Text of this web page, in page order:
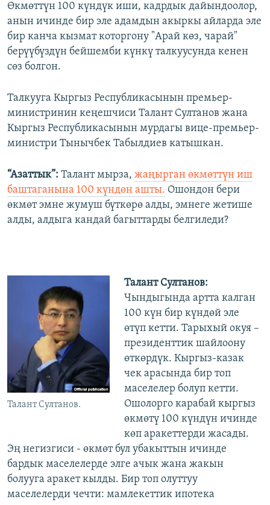
Өкмөттүн 100 күндүк иши, кадрдык дайындоолор,
анын ичинде бир эле адамдын акыркы айларда эле
бир канча кызмат которгону "Арай көз, чарай"
берүүбүздүн бейшемби күнкү талкуусунда кенен
сөз болгон.
Талкууга Кыргыз Республикасынын премьер-
министринин кеңешчиси Талант Султанов жана
Кыргыз Республикасынын мурдагы вице-премьер-
министри Тынычбек Табылдиев катышкан.
“Азаттык”: Талант мырза, жаңырган өкмөттүн иш
баштаганына 100 күндөн ашты. Ошондон бери
өкмөт эмне жумуш бүткөрө алды, эмнеге жетише
алды, алдыга кандай багыттарды белгиледи?
Талант Султанов.
Талант Султанов:
Чындыгында артта калган
100 күн бир күндөй эле
өтүп кетти. Тарыхый окуя –
президенттик шайлоону
өткөрдүк. Кыргыз-казак
чек арасында бир топ
маселелер болуп кетти.
Ошолорго карабай кыргыз
өкмөтү 100 күндүн ичинде
көп аракеттерди жасады.
Эң негизгиси - өкмөт бул убакыттын ичинде
бардык маселелерде элге ачык жана жакын
болууга аракет кылды. Бир топ олуттуу
маселелерди чечти: мамлекеттик ипотека